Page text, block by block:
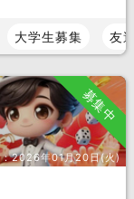
大学生募集 友
募集中
2026年01月20日(火)